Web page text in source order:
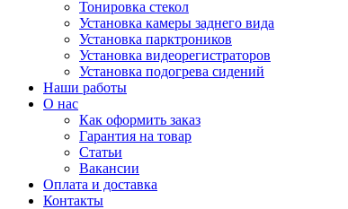
Тонировка стекол
Установка камеры заднего вида
Установка парктроников
Установка видеорегистраторов
Установка подогрева сидений
Наши работы
О нас
Как оформить заказ
Гарантия на товар
Статьи
Вакансии
Оплата и доставка
Контакты